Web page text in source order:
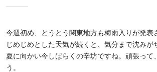
今週初め、とうとう関東地方も梅雨入りが発表
じめじめとした天気が続くと、気分まで沈みが
夏に向かい今しばらくの辛坊ですね。頑張って
う。